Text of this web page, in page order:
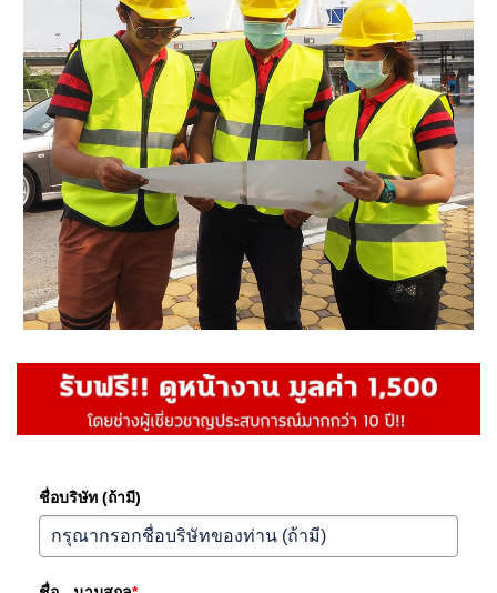
ชื่อบริษัท (ถ้ามี)